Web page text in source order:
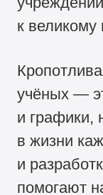
к великому
учёных —
и графики,
в жизни
и
помогают